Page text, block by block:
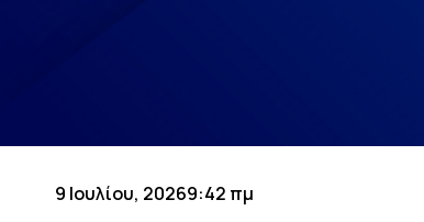
9 Ιουλίου, 20269:42 πμ